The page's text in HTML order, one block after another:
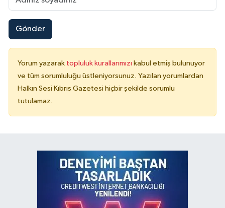
Gönder
Yorum yazarak topluluk kurallarımızı kabul etmiş bulunuyor
ve tüm sorumluluğu üstleniyorsunuz. Yazılan yorumlardan
Halkın Sesi Kıbrıs Gazetesi hiçbir şekilde sorumlu
tutulamaz.